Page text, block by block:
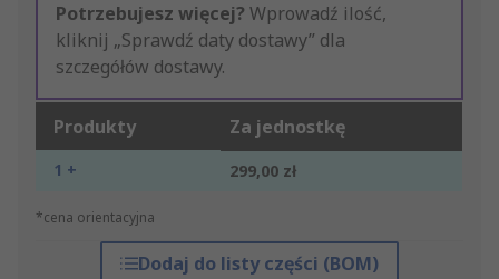
Potrzebujesz więcej? Wprowadź ilość,
kliknij „Sprawdź daty dostawy” dla
szczegółów dostawy.
Produkty Za jednostkę
1 + 299,00 zł
*cena orientacyjna
Dodaj do listy części (BOM)